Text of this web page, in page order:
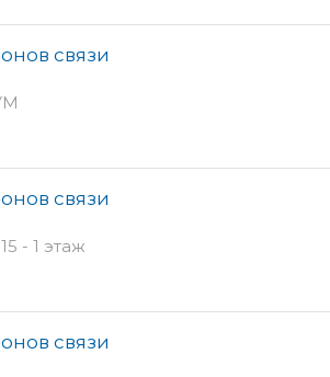
связи
связи
- 1 этаж
связи